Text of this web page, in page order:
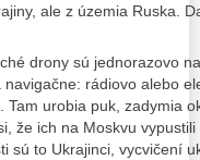
ale z územia Ruska.
drony sú jednorazovo
rádiovo alebo
Tam urobia puk, zadymia
že ich na Moskvu
sú to Ukrajinci, vycvičení